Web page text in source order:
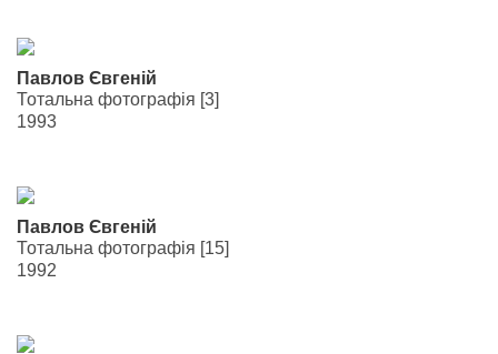
Павлов Євгеній
Тотальна фотографія [3]
1993
Павлов Євгеній
Тотальна фотографія [15]
1992